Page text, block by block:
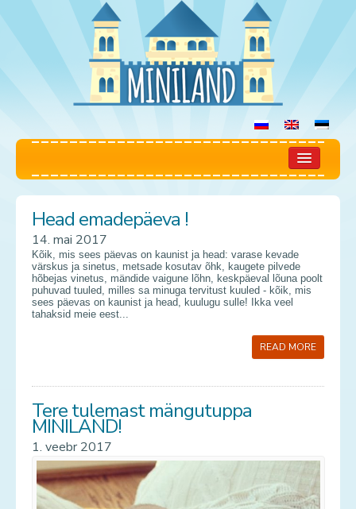
Miniland
Mängutuba
Reeglid
Hinnakiri
Kontakt
Uudised
Galerii
Head emadepäeva !
14. mai 2017
Kõik, mis sees päevas on kaunist ja head: varase kevade
värskus ja sinetus, metsade kosutav õhk, kaugete pilvede
hõbejas vinetus, mändide vaigune lõhn, keskpäeval lõuna poolt
puhuvad tuuled, milles sa minuga tervitust kuuled - kõik, mis
sees päevas on kaunist ja head, kuulugu sulle! Ikka veel
tahaksid meie eest...
READ MORE
Tere tulemast mängutuppa
MINILAND!
1. veebr 2017